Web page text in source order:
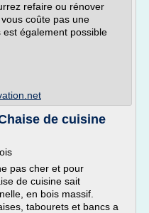
refaire ou rénover
coûte pas une
également possible
de cuisine
pas cher et pour
de cuisine sait
en bois massif.
tabourets et bancs a